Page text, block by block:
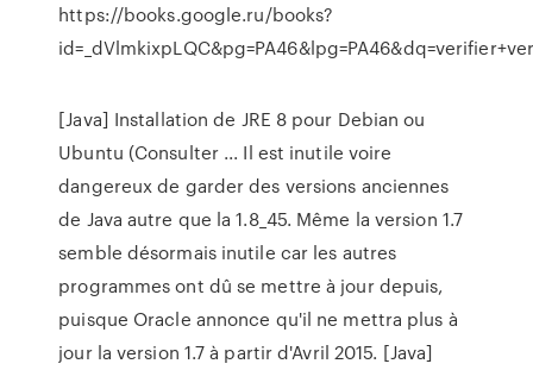
https://books.google.ru/books?
[Java] Installation de JRE 8 pour Debian ou
Ubuntu (Consulter ... Il est inutile voire
dangereux de garder des versions anciennes
de Java autre que la 1.8_45. Même la version 1.7
semble désormais inutile car les autres
programmes ont dû se mettre à jour depuis,
puisque Oracle annonce qu'il ne mettra plus à
jour la version 1.7 à partir d'Avril 2015. [Java]